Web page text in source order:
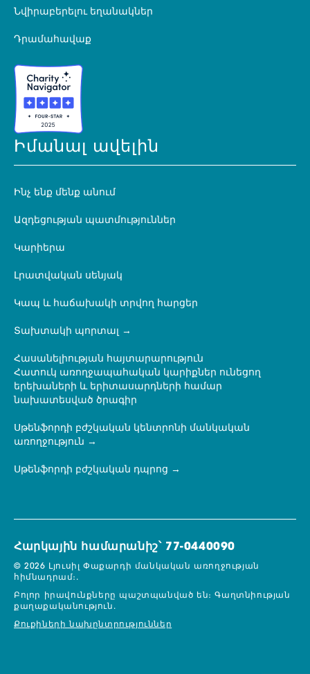
Նվիրաբերելու եղանակներ
Դրամահավաք
Իմանալ ավելին
Ինչ ենք մենք անում
Ազդեցության պատմություններ
Կարիերա
Լրատվական սենյակ
Կապ և հաճախակի տրվող հարցեր
Տախտակի պորտալ
Հասանելիության հայտարարություն
Հատուկ առողջապահական կարիքներ ունեցող
երեխաների և երիտասարդների համար
նախատեսված ծրագիր
Սթենֆորդի բժշկական կենտրոնի մանկական
առողջություն
Սթենֆորդի բժշկական դպրոց
Հարկային համարանիշ՝ 77-0440090
© 2026 Լյուսիլ Փաքարդի մանկական առողջության
հիմնադրամ։.
Բոլոր իրավունքները պաշտպանված են։Գաղտնիության
քաղաքականություն.
Քուքիների նախընտրություններ